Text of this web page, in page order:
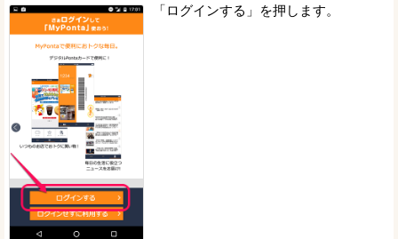
「ログインする」を押します。